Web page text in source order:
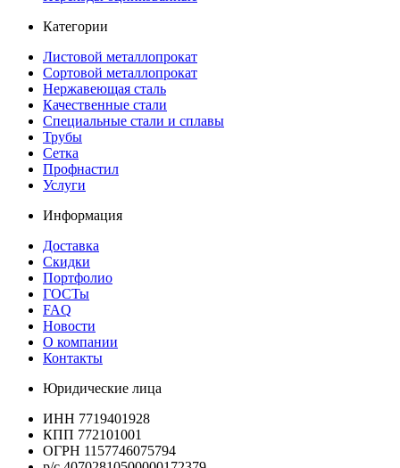
Категории
Листовой металлопрокат
Сортовой металлопрокат
Нержавеющая сталь
Качественные стали
Специальные стали и сплавы
Трубы
Сетка
Профнастил
Услуги
Информация
Доставка
Скидки
Портфолио
ГОСТы
FAQ
Новости
О компании
Контакты
Юридические лица
ИНН 7719401928
КПП 772101001
ОГРН 1157746075794